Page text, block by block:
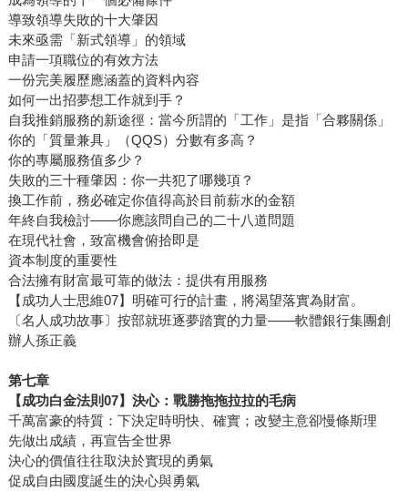
導致領導失敗的十大肇因
未來亟需「新式領導」的領域
申請一項職位的有效方法
一份完美履歷應涵蓋的資料內容
如何一出招夢想工作就到手？
自我推銷服務的新途徑：當今所謂的「工作」是指「合夥關係」
你的「質量兼具」（QQS）分數有多高？
你的專屬服務值多少？
失敗的三十種肇因：你一共犯了哪幾項？
換工作前，務必確定你值得高於目前薪水的金額
年終自我檢討——你應該問自己的二十八道問題
在現代社會，致富機會俯拾即是
資本制度的重要性
合法擁有財富最可靠的做法：提供有用服務
【成功人士思維07】明確可行的計畫，將渴望落實為財富。
〔名人成功故事〕按部就班逐夢踏實的力量——軟體銀行集團創
辦人孫正義
第七章
【成功白金法則07】決心：戰勝拖拖拉拉的毛病
千萬富豪的特質：下決定時明快、確實；改變主意卻慢條斯理
先做出成績，再宣告全世界
決心的價值往往取決於實現的勇氣
促成自由國度誕生的決心與勇氣